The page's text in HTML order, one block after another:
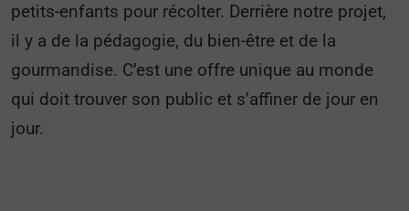
petits-enfants pour récolter. Derrière notre projet,
il y a de la pédagogie, du bien-être et de la
gourmandise. C’est une offre unique au monde
qui doit trouver son public et s’affiner de jour en
jour.